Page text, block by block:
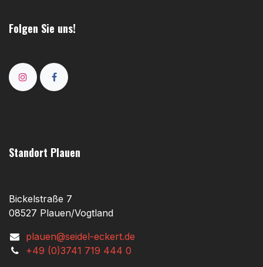
Folgen Sie uns!
Standort Plauen
Bickelstraße 7
08527 Plauen/Vogtland
plauen@seidel-eckert.de
+49 (0)3741 719 444 0